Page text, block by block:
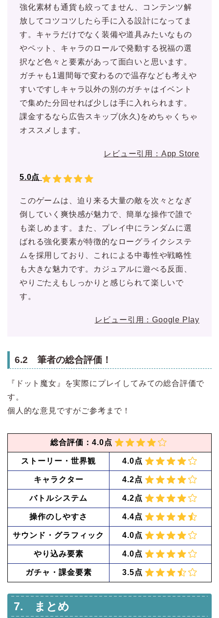
強化素材も通貨も絞ってません、コンテンツ解
放してコツコツしたら手に入る設計になってま
す。キャラだけでなく装備や道具みたいなもの
やペット、キャラのロールで発動する祝福の選
択など色々と要素があって面白いと思います。
ガチャも1週間毎で変わるので温存なども考えや
すいですしキャラ以外の別のガチャはイベント
で集めた分回せれば少しは手に入れられます。
課金するなら広告スキップ(永久)をめちゃくちゃ
オススメします。
レビュー引用：App Store
5.0点
このゲームは、迫り来る大量の敵を次々となぎ
倒していく爽快感が魅力で、簡単な操作で誰で
も楽しめます。また、プレイ中にランダムに選
ばれる強化要素が特徴的なローグライクシステ
ムを採用しており、これによる中毒性や戦略性
も大きな魅力です。カジュアルに遊べる反面、
やりごたえもしっかりと感じられて楽しいで
す。
レビュー引用：Google Play
6.2 筆者の総合評価！
『ドット魔女』を実際にプレイしてみての総合評価で
す。
個人的な意見ですがご参考まで！
総合評価：4.0点
ストーリー・世界観 4.0点
キャラクター 4.2点
バトルシステム 4.2点
操作のしやすさ 4.4点
サウンド・グラフィック 4.0点
やり込み要素 4.0点
ガチャ・課金要素 3.5点
7. まとめ